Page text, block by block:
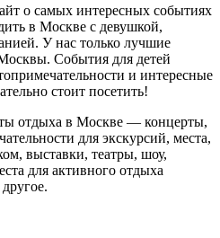
о самых интересных событиях
в Москве с девушкой,
У нас только лучшие
События для детей
и интересные
стоит посетить!
отдыха в Москве — концерты,
для экскурсий, места,
выставки, театры, шоу,
для активного отдыха